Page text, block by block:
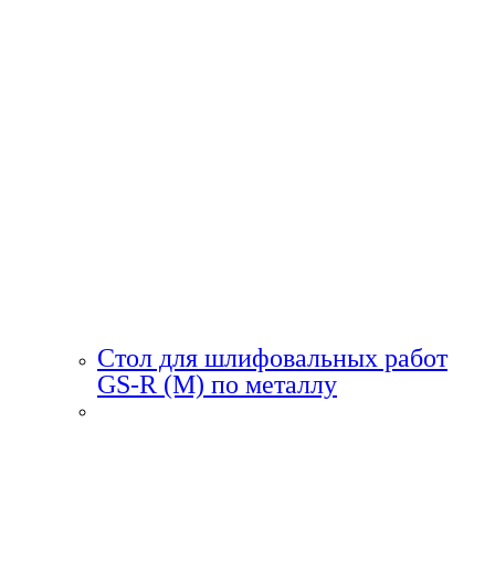
Стол для шлифовальных работ
GS-R (M) по металлу